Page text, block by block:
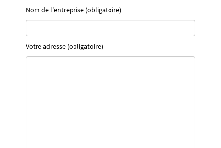
Nom de l'entreprise (obligatoire)
Votre adresse (obligatoire)